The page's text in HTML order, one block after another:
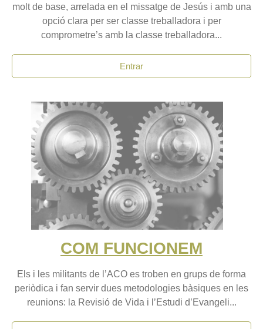
molt de base, arrelada en el missatge de Jesús i amb una
opció clara per ser classe treballadora i per
comprometre’s amb la classe treballadora...
Entrar
COM FUNCIONEM
Els i les militants de l’ACO es troben en grups de forma
periòdica i fan servir dues metodologies bàsiques en les
reunions: la Revisió de Vida i l’Estudi d’Evangeli...